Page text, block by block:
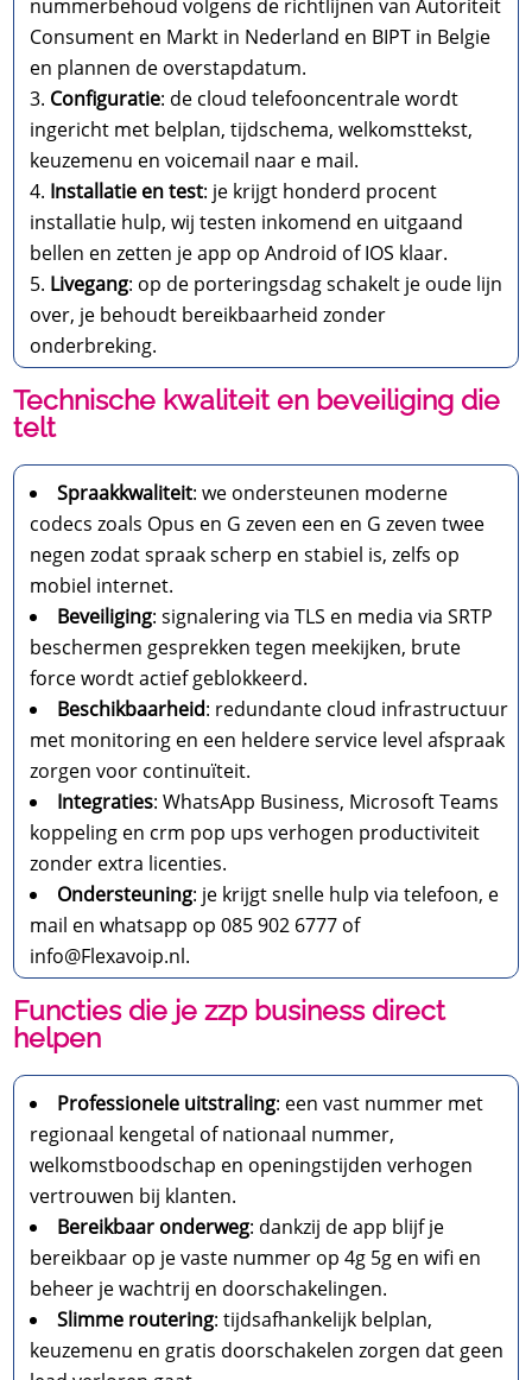
nummerbehoud volgens de richtlijnen van Autoriteit
Consument en Markt in Nederland en BIPT in Belgie
en plannen de overstapdatum.
Configuratie: de cloud telefooncentrale wordt
ingericht met belplan, tijdschema, welkomsttekst,
keuzemenu en voicemail naar e mail.
Installatie en test: je krijgt honderd procent
installatie hulp, wij testen inkomend en uitgaand
bellen en zetten je app op Android of IOS klaar.
Livegang: op de porteringsdag schakelt je oude lijn
over, je behoudt bereikbaarheid zonder
onderbreking.
Technische kwaliteit en beveiliging die
telt
Spraakkwaliteit: we ondersteunen moderne
codecs zoals Opus en G zeven een en G zeven twee
negen zodat spraak scherp en stabiel is, zelfs op
mobiel internet.
Beveiliging: signalering via TLS en media via SRTP
beschermen gesprekken tegen meekijken, brute
force wordt actief geblokkeerd.
Beschikbaarheid: redundante cloud infrastructuur
met monitoring en een heldere service level afspraak
zorgen voor continuïteit.
Integraties: WhatsApp Business, Microsoft Teams
koppeling en crm pop ups verhogen productiviteit
zonder extra licenties.
Ondersteuning: je krijgt snelle hulp via telefoon, e
mail en whatsapp op 085 902 6777 of
info@Flexavoip.nl.
Functies die je zzp business direct
helpen
Professionele uitstraling: een vast nummer met
regionaal kengetal of nationaal nummer,
welkomstboodschap en openingstijden verhogen
vertrouwen bij klanten.
Bereikbaar onderweg: dankzij de app blijf je
bereikbaar op je vaste nummer op 4g 5g en wifi en
beheer je wachtrij en doorschakelingen.
Slimme routering: tijdsafhankelijk belplan,
keuzemenu en gratis doorschakelen zorgen dat geen